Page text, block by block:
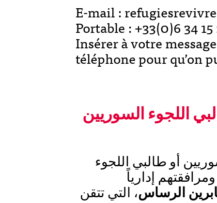
E-mail :
Portable : +33(0)6 34
Insérer à votre
téléphone pour qu’on
اللجوء السوريين
أو طالبي اللجوء
إدارياً
الرساس، التي تتقن